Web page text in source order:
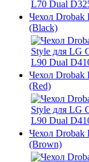
Чехол Drobak
(Black)
Чехол Drobak
(Red)
Чехол Drobak
(Brown)